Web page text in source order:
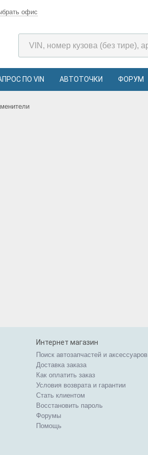
офис
ПО VIN АВТОТОЧКИ ФОРУМ
Интернет магазин
Поиск автозапчастей и аксессуаров
Доставка заказа
Как оплатить заказ
Условия возврата и гарантии
Стать клиентом
Восстановить пароль
Форумы
Помощь